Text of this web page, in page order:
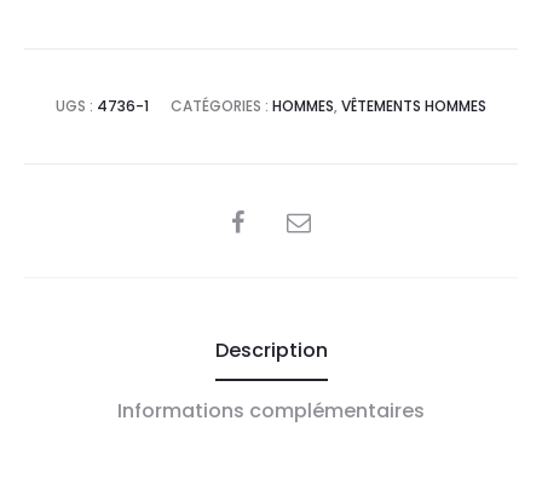
UGS : 4736-1 CATÉGORIES : HOMMES, VÊTEMENTS HOMMES
SHARE
Description
Informations complémentaires